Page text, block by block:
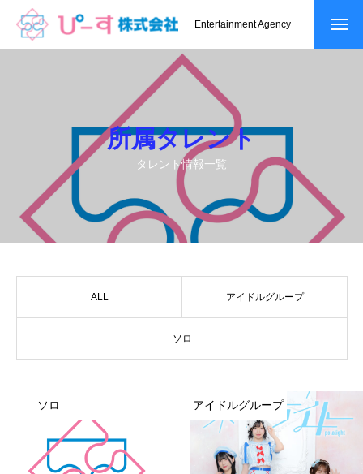
Entertainment Agency
所属タレント
タレント情報一覧
ALL アイドルグループ
ソロ
ソロ アイドルグループ